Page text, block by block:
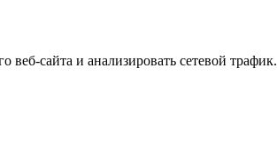
сайта и анализировать сетевой трафик.